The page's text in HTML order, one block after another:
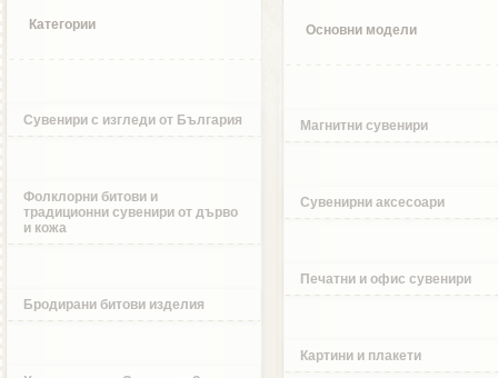
Категории
Сувенири с изгледи от България
Фолклорни битови и
традиционни сувенири от дърво
и кожа
Бродирани битови изделия
Основни модели
Магнитни сувенири
Сувенирни аксесоари
Печатни и офис сувенири
Картини и плакети